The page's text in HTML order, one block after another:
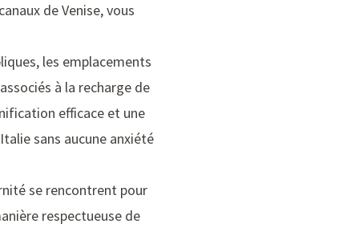
de Venise, vous
les emplacements
à la recharge de
efficace et une
sans aucune anxiété
se rencontrent pour
respectueuse de